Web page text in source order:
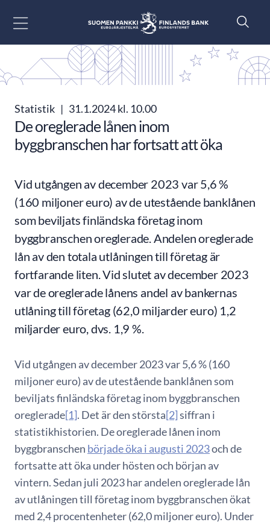
Statistik | 31.1.2024 kl. 10.00
De oreglerade lånen inom
byggbranschen har fortsatt att öka
Vid utgången av december 2023 var 5,6 %
(160 miljoner euro) av de utestående banklånen
som beviljats finländska företag inom
byggbranschen oreglerade. Andelen oreglerade
lån av den totala utlåningen till företag är
fortfarande liten. Vid slutet av december 2023
var de oreglerade lånens andel av bankernas
utlåning till företag (62,0 miljarder euro) 1,2
miljarder euro, dvs. 1,9 %.
Vid utgången av december 2023 var 5,6 % (160
miljoner euro) av de utestående banklånen som
beviljats finländska företag inom byggbranschen
oreglerade[1]. Det är den största[2]siffran i
statistikhistorien. De oreglerade lånen inom
byggbranschen började öka i augusti 2023och de
fortsatte att öka under hösten och början av
vintern. Sedan juli 2023 har andelen oreglerade lån
av utlåningen till företag inom byggbranschen ökat
med 2,4 procentenheter (62,0 miljoner euro). Under